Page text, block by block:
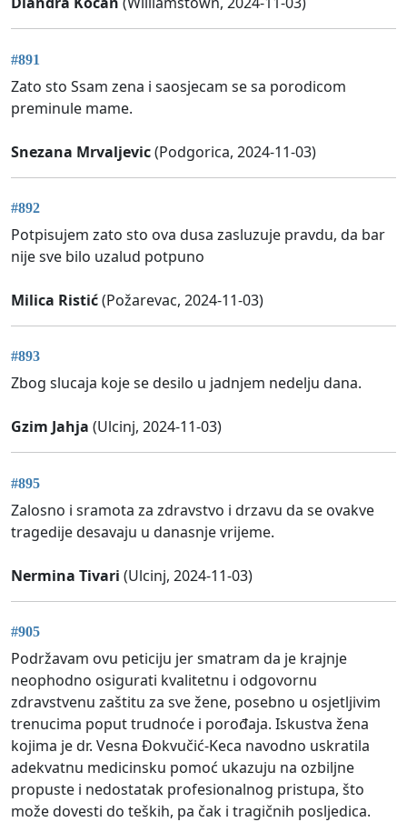
#891
Zato sto Ssam zena i saosjecam se sa porodicom
preminule mame.
Snezana Mrvaljevic(Podgorica, 2024-11-03)
#892
Potpisujem zato sto ova dusa zasluzuje pravdu, da bar
nije sve bilo uzalud potpuno
Milica Ristić(Požarevac, 2024-11-03)
#893
Zbog slucaja koje se desilo u jadnjem nedelju dana.
Gzim Jahja (Ulcinj, 2024-11-03)
#895
Zalosno i sramota za zdravstvo i drzavu da se ovakve
tragedije desavaju u danasnje vrijeme.
Nermina Tivari (Ulcinj, 2024-11-03)
#905
Podržavam ovu peticiju jer smatram da je krajnje
neophodno osigurati kvalitetnu i odgovornu
zdravstvenu zaštitu za sve žene, posebno u osjetljivim
trenucima poput trudnoće i porođaja. Iskustva žena
kojima je dr. Vesna Đokvučić-Keca navodno uskratila
adekvatnu medicinsku pomoć ukazuju na ozbiljne
propuste i nedostatak profesionalnog pristupa, što
može dovesti do teških, pa čak i tragičnih posljedica.